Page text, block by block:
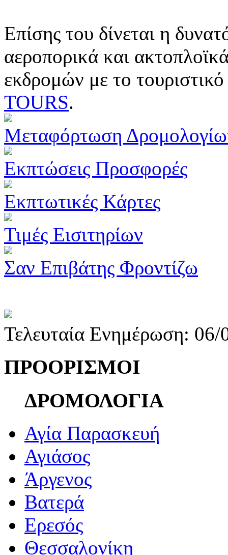
Επίσης του δίνεται η
αεροπορικά και
εκδρομών με το
TOURS.
Μεταφόρτωση
Εκπτώσεις Προσφορές
Εκπτωτικές Κάρτες
Τιμές Εισιτηρίων
Σαν Επιβάτης Φροντίζω
Τελευταία Ενημέρωση:
ΠΡΟΟΡΙΣΜΟΙ
ΔΡΟΜΟΛΟΓΙΑ
Αγία Παρασκευή
Αγιάσος
Άργενος
Βατερά
Ερεσός
Θεσσαλονίκη